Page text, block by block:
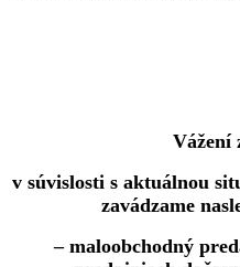
Vážení
v súvislosti s aktuálnou
zavádzame
– maloobchodný